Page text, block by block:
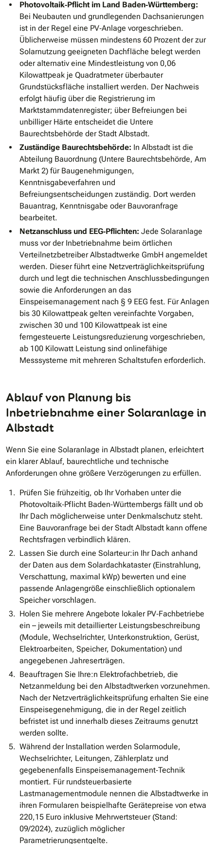
Photovoltaik‐Pflicht im Land Baden‐Württemberg:
Bei Neubauten und grundlegenden Dachsanierungen
ist in der Regel eine PV‐Anlage vorgeschrieben.
Üblicherweise müssen mindestens 60 Prozent der zur
Solarnutzung geeigneten Dachfläche belegt werden
oder alternativ eine Mindestleistung von 0,06
Kilowattpeak je Quadratmeter überbauter
Grundstücksfläche installiert werden. Der Nachweis
erfolgt häufig über die Registrierung im
Marktstammdatenregister; über Befreiungen bei
unbilliger Härte entscheidet die Untere
Baurechtsbehörde der Stadt Albstadt.
Zuständige Baurechtsbehörde: In Albstadt ist die
Abteilung Bauordnung (Untere Baurechtsbehörde, Am
Markt 2) für Baugenehmigungen,
Kenntnisgabeverfahren und
Befreiungsentscheidungen zuständig. Dort werden
Bauantrag, Kenntnisgabe oder Bauvoranfrage
bearbeitet.
Netzanschluss und EEG‐Pflichten: Jede Solaranlage
muss vor der Inbetriebnahme beim örtlichen
Verteilnetzbetreiber Albstadtwerke GmbH angemeldet
werden. Dieser führt eine Netzverträglichkeitsprüfung
durch und legt die technischen Anschlussbedingungen
sowie die Anforderungen an das
Einspeisemanagement nach § 9 EEG fest. Für Anlagen
bis 30 Kilowattpeak gelten vereinfachte Vorgaben,
zwischen 30 und 100 Kilowattpeak ist eine
ferngesteuerte Leistungsreduzierung vorgeschrieben,
ab 100 Kilowatt Leistung sind onlinefähige
Messsysteme mit mehreren Schaltstufen erforderlich.
Ablauf von Planung bis
Inbetriebnahme einer Solaranlage in
Albstadt
Wenn Sie eine Solaranlage in Albstadt planen, erleichtert
ein klarer Ablauf, baurechtliche und technische
Anforderungen ohne größere Verzögerungen zu erfüllen.
Prüfen Sie frühzeitig, ob Ihr Vorhaben unter die
Photovoltaik‐Pflicht Baden‐Württembergs fällt und ob
Ihr Dach möglicherweise unter Denkmalschutz steht.
Eine Bauvoranfrage bei der Stadt Albstadt kann offene
Rechtsfragen verbindlich klären.
Lassen Sie durch eine Solarteur:in Ihr Dach anhand
der Daten aus dem Solardachkataster (Einstrahlung,
Verschattung, maximal kWp) bewerten und eine
passende Anlagengröße einschließlich optionalem
Speicher vorschlagen.
Holen Sie mehrere Angebote lokaler PV‐Fachbetriebe
ein – jeweils mit detaillierter Leistungsbeschreibung
(Module, Wechselrichter, Unterkonstruktion, Gerüst,
Elektroarbeiten, Speicher, Dokumentation) und
angegebenen Jahreserträgen.
Beauftragen Sie Ihre:n Elektrofachbetrieb, die
Netzanmeldung bei den Albstadtwerken vorzunehmen.
Nach der Netzverträglichkeitsprüfung erhalten Sie eine
Einspeisegenehmigung, die in der Regel zeitlich
befristet ist und innerhalb dieses Zeitraums genutzt
werden sollte.
Während der Installation werden Solarmodule,
Wechselrichter, Leitungen, Zählerplatz und
gegebenenfalls Einspeisemanagement‐Technik
montiert. Für rundsteuerbasierte
Lastmanagementmodule nennen die Albstadtwerke in
ihren Formularen beispielhafte Gerätepreise von etwa
220,15 Euro inklusive Mehrwertsteuer (Stand:
09/2024), zuzüglich möglicher
Parametrierungsentgelte.